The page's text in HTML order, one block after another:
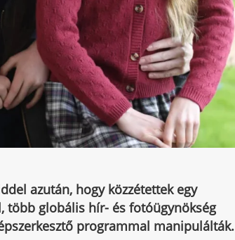
azután, hogy közzétettek egy
több globális hír- és fotóügynökség
programmal manipulálták.